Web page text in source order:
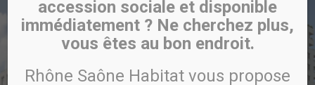
accession sociale et disponible
immédiatement ? Ne cherchez plus,
vous êtes au bon endroit.
Rhône Saône Habitat vous propose